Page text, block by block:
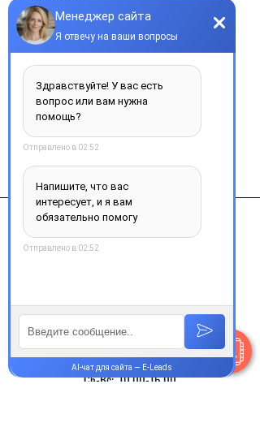
Виробник
фармстандарт Россия
Контакты
+38 077 033 0133
Пн-Пт:9.00-18.00
Сб-Вс:10.00-16.00